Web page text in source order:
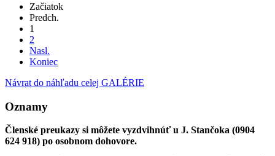
Začiatok
Predch.
1
2
Nasl.
Koniec
Návrat do náhľadu celej GALÉRIE
Oznamy
Členské preukazy si môžete vyzdvihnúť u J. Stančoka (0904
624 918) po osobnom dohovore.